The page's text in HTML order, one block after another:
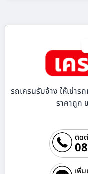
รถเครนรับจ้าง ให้เช่า
ราคาถูก
ติดต่
เพิ่